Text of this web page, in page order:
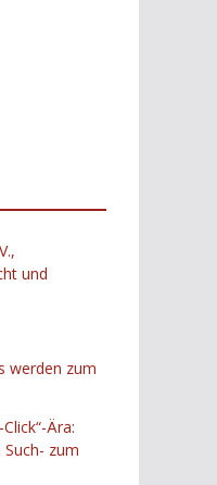
und
werden zum
Ära:
zum